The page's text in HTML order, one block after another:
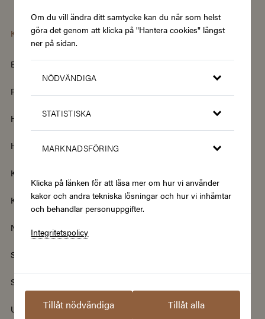
Om du vill ändra ditt samtycke kan du när som helst
göra det genom att klicka på "Hantera cookies" längst
ner på sidan.
NÖDVÄNDIGA
STATISTISKA
MARKNADSFÖRING
Klicka på länken för att läsa mer om hur vi använder
kakor och andra tekniska lösningar och hur vi inhämtar
och behandlar personuppgifter.
Integritetspolicy
Tillåt nödvändiga Tillåt alla
Kategorier
Barn & Baby Böcker & Magasin
Fordon & Transport
Hem & Trädgård
Hotell & Resor Hållbarhet & Second Hand
Kläder & Accessoarer
Kurser Mat & Dryck
Nyheter
Skönhet & Hälsa
Sport & Fritid
Upplevelser Välgörenhet